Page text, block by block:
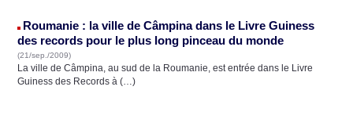
Roumanie : la ville de Câmpina dans le Livre Guiness
des records pour le plus long pinceau du monde
(21/sep./2009)
La ville de Câmpina, au sud de la Roumanie, est entrée dans le Livre
Guiness des Records à (…)